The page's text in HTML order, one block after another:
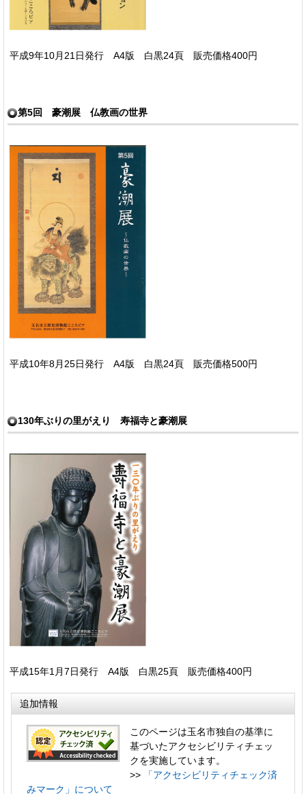
平成9年10月21日発行 A4版 白黒24頁 販売価格400円
第5回 豪潮展 仏教画の世界
平成10年8月25日発行 A4版 白黒24頁 販売価格500円
130年ぶりの里がえり 寿福寺と豪潮展
平成15年1月7日発行 A4版 白黒25頁 販売価格400円
追加情報
このページは玉名市独自の基準に
基づいたアクセシビリティチェッ
クを実施しています。
>>
「アクセシビリティチェック済
みマーク」について